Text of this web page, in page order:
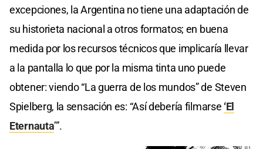
excepciones, la Argentina no tiene una adaptación de
su historieta nacional a otros formatos; en buena
medida por los recursos técnicos que implicaría llevar
a la pantalla lo que por la misma tinta uno puede
obtener: viendo “La guerra de los mundos” de Steven
Spielberg, la sensación es: “Así debería filmarse ‘El
Eternauta’”.